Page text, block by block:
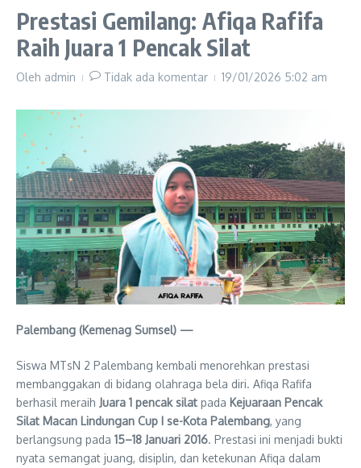
Prestasi Gemilang: Afiqa Rafifa
Raih Juara 1 Pencak Silat
Oleh admin Tidak ada komentar 19/01/2026 5:02 am
Palembang (Kemenag Sumsel) —
Siswa MTsN 2 Palembang kembali menorehkan prestasi
membanggakan di bidang olahraga bela diri. Afiqa Rafifa
berhasil meraih Juara 1 pencak silat pada Kejuaraan Pencak
Silat Macan Lindungan Cup I se-Kota Palembang, yang
berlangsung pada 15–18 Januari 2016. Prestasi ini menjadi bukti
nyata semangat juang, disiplin, dan ketekunan Afiqa dalam